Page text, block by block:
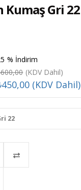
Kumaş Gri 22
% İndirim
(KDV Dahil)
(KDV Dahil)
22